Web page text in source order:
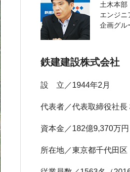
土木本部
エンジニ
企画グル
鉄建建設株式会社
設 立 1944年2月
代表者 代表取締役社長
資本金 182億9,370万円
所在地 東京都千代田区